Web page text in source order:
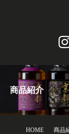
商品紹介
HOME 商品